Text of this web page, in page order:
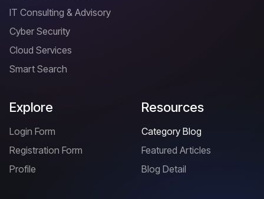
IT Consulting & Advisory
Cyber Security
Cloud Services
Smart Search
Explore
Login Form
Registration Form
Profile
Resources
Category Blog
Featured Articles
Blog Detail